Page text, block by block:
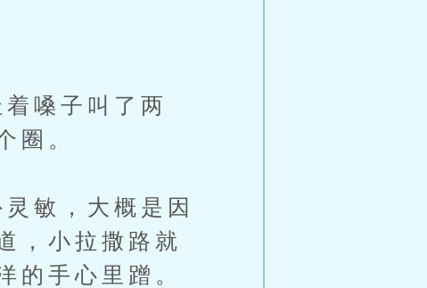
嗓子叫了两
圈。
敏，大概是因
，小拉撒路就
的手心里蹭。